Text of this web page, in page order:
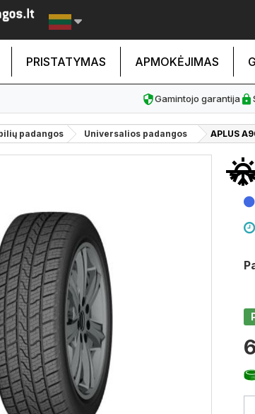
PRISTATYMAS APMOKĖJIMAS
Gamintojo garantija
padangos Universalios padangos APLUS